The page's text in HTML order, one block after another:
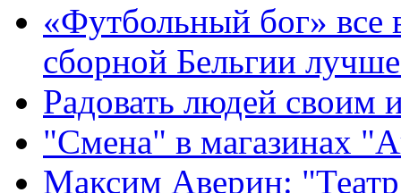
«Футбольный бог» все
сборной Бельгии
Радовать людей своим
"Смена" в магазинах
Максим Аверин: